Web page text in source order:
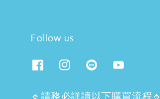
Follow us
🔹請務必詳讀以下購買流程🔹